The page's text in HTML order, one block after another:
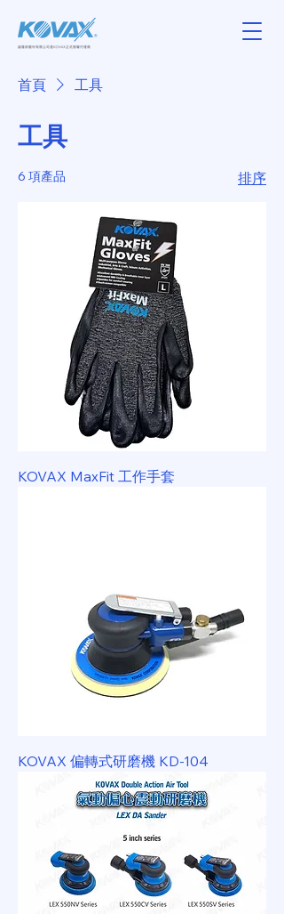
首頁 工具
工具
6 項產品 排序
KOVAX MaxFit 工作手套
KOVAX 偏轉式研磨機 KD-104